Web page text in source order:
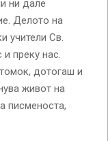
ни дале
Делото на
учители Св.
преку нас.
дотогаш и
живот на
писменоста,